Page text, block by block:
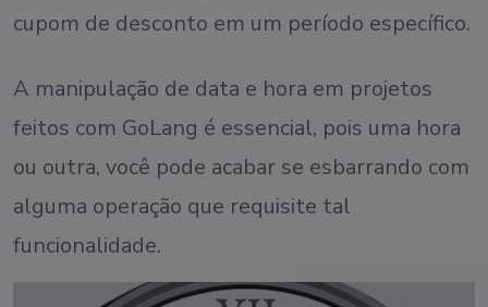
cupom de desconto em um período específico.
A manipulação de data e hora em projetos
feitos com GoLang é essencial, pois uma hora
ou outra, você pode acabar se esbarrando com
alguma operação que requisite tal
funcionalidade.